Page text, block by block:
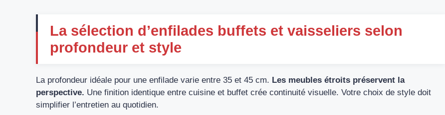
La sélection d’enfilades buffets et vaisseliers selon
profondeur et style
La profondeur idéale pour une enfilade varie entre 35 et 45 cm. Les meubles étroits préservent la
perspective. Une finition identique entre cuisine et buffet crée continuité visuelle. Votre choix de style doit
simplifier l’entretien au quotidien.